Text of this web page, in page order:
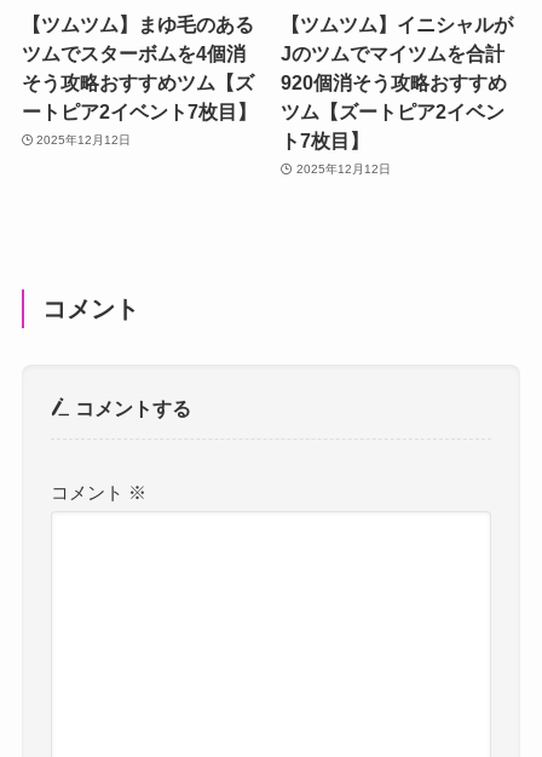
【ツムツム】まゆ毛のある
ツムでスターボムを4個消
そう攻略おすすめツム【ズ
ートピア2イベント7枚目】
2025年12月12日
【ツムツム】イニシャルが
Jのツムでマイツムを合計
920個消そう攻略おすすめ
ツム【ズートピア2イベン
ト7枚目】
2025年12月12日
コメント
コメントする
コメント ※